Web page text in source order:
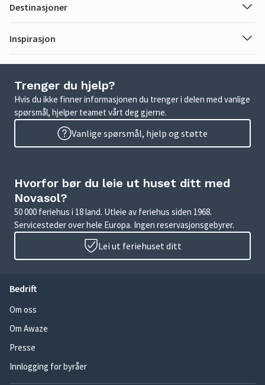
Destinasjoner
Inspirasjon
Trenger du hjelp?
Hvis du ikke finner informasjonen du trenger i delen med vanlige
spørsmål, hjelper teamet vårt deg gjerne.
Vanlige spørsmål, hjelp og støtte
Hvorfor bør du leie ut huset ditt med
Novasol?
50 000 feriehus i 18 land. Utleie av feriehus siden 1968.
Servicesteder over hele Europa. Ingen reservasjonsgebyrer.
Lei ut feriehuset ditt
Bedrift
Om oss
Om Awaze
Presse
Innlogging for byråer